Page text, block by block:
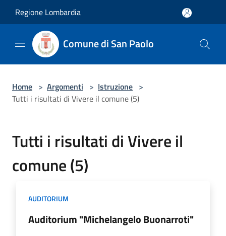
Regione Lombardia
Comune di San Paolo
Home > Argomenti > Istruzione >
Tutti i risultati di Vivere il comune (5)
Tutti i risultati di Vivere il
comune (5)
AUDITORIUM
Auditorium "Michelangelo Buonarroti"